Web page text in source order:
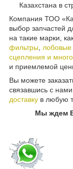
Казахстана в
Компания ТОО
выбор запчастей
на такие марки,
фильтры лобовые
сцепления и
и приемлемой
Вы можете
связавшись с
доставку в любую
Мы ждем